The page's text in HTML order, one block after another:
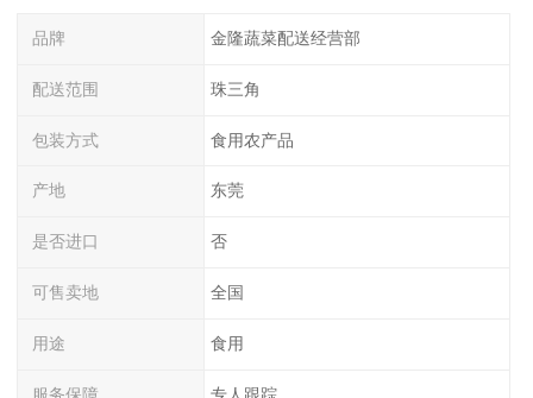
品牌 金隆蔬菜配送经营部
配送范围 珠三角
包装方式 食用农产品
产地 东莞
是否进口 否
可售卖地 全国
用途 食用
服务保障 专人跟踪